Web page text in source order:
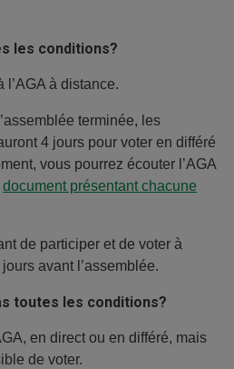
les conditions?
à distance.
terminée, les
4 jours pour voter en différé
vous pourrez écouter l’AGA
document présentant chacune
de participer et de voter à
avant l’assemblée.
toutes les conditions?
en direct ou en différé, mais
de voter.